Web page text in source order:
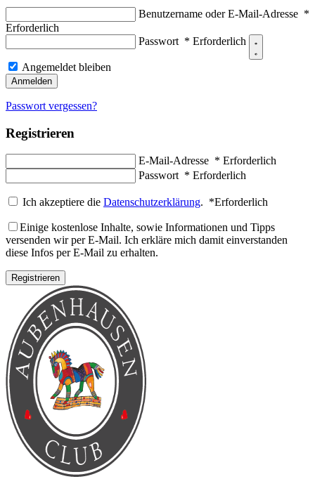
Benutzername oder E-Mail-Adresse *
Erforderlich
Passwort * Erforderlich
Angemeldet bleiben
Anmelden
Passwort vergessen?
Registrieren
E-Mail-Adresse * Erforderlich
Passwort * Erforderlich
Ich akzeptiere die Datenschutzerklärung. *Erforderlich
Einige kostenlose Inhalte, sowie Informationen und Tipps
versenden wir per E-Mail. Ich erkläre mich damit einverstanden
diese Infos per E-Mail zu erhalten.
Registrieren